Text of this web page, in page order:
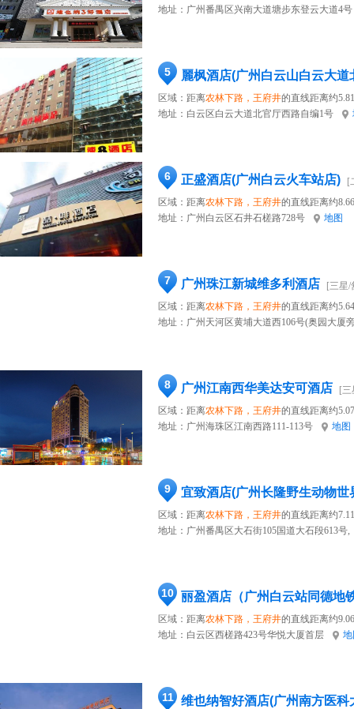
地址： 广州番禺区兴南大道塘步东登云大道4号
5 麗枫酒店(广州白云山白云大道
区域：距离农林下路，王府井的直线距离约
地址： 白云区白云大道北官厅西路自编1号
6 正盛酒店(广州白云火车站店)
[
区域：距离农林下路，王府井的直线距离约
地址： 广州白云区石井石槎路728号 地图
7 广州珠江新城维多利酒店
[三星/
区域：距离农林下路，王府井的直线距离约
地址： 广州天河区黄埔大道西106号(奥园大厦
8 广州江南西华美达安可酒店
[
区域：距离农林下路，王府井的直线距离约
地址： 广州海珠区江南西路111-113号 地图
9 宜致酒店(广州长隆野生动物世
区域：距离农林下路，王府井的直线距离约
地址： 广州番禺区大石街105国道大石段613号,
10 丽盈酒店（广州白云站同德地
区域：距离农林下路，王府井的直线距离约
地址： 白云区西槎路423号华悦大厦首层
11 维也纳智好酒店(广州南方医科